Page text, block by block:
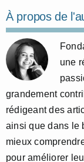
À propos de
une
grandement
rédigeant des
ainsi que dans le
mieux
pour améliorer